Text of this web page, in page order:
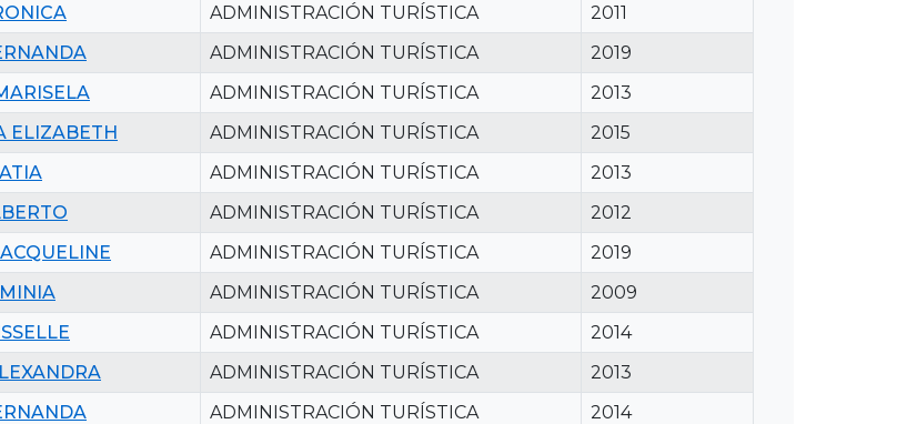
ADMINISTRACIÓN TURÍSTICA
2011
ADMINISTRACIÓN TURÍSTICA
2019
ADMINISTRACIÓN TURÍSTICA
2013
ELIZABETH ADMINISTRACIÓN TURÍSTICA
2015
ADMINISTRACIÓN TURÍSTICA
2013
ADMINISTRACIÓN TURÍSTICA
2012
ADMINISTRACIÓN TURÍSTICA
2019
ADMINISTRACIÓN TURÍSTICA
2009
ADMINISTRACIÓN TURÍSTICA
2014
ADMINISTRACIÓN TURÍSTICA
2013
ADMINISTRACIÓN TURÍSTICA
2014